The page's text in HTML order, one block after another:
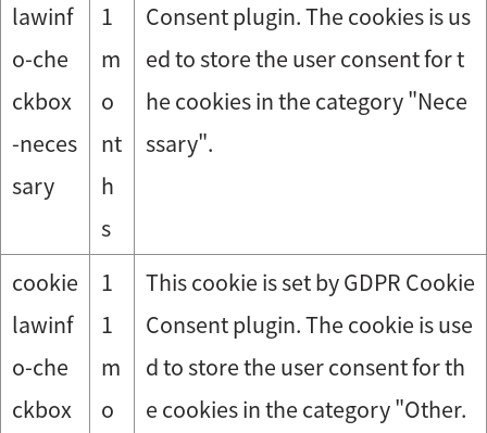
lawinf
o-che
ckbox
-neces
sary
1
m
o
nt
h
s
Consent plugin. The cookies is us
ed to store the user consent for t
he cookies in the category "Nece
ssary".
cookie
lawinf
o-che
ckbox
1
1
m
o
This cookie is set by GDPR Cookie
Consent plugin. The cookie is use
d to store the user consent for th
e cookies in the category "Other.